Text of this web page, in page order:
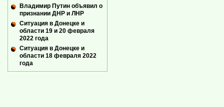
Владимир Путин объявил о
признании ДНР и ЛНР
Ситуация в Донецке и
области 19 и 20 февраля
2022 года
Ситуация в Донецке и
области 18 февраля 2022
года